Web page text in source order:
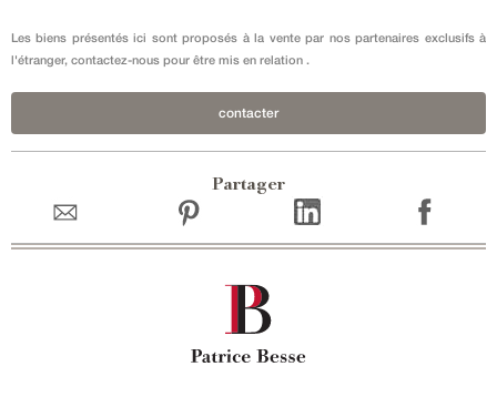
Les biens présentés ici sont proposés à la vente par nos partenaires exclusifs à
l'étranger, contactez-nous pour être mis en relation .
contacter
Partager